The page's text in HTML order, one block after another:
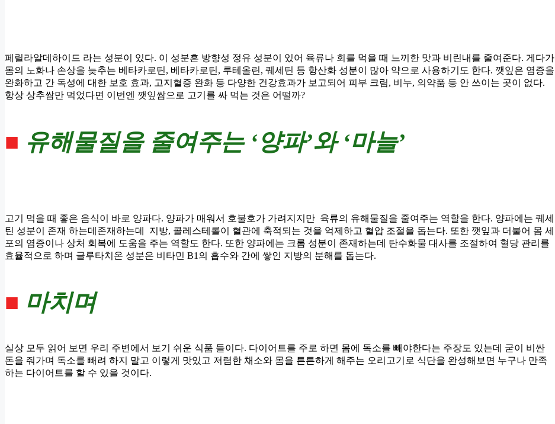
페릴라알데하이드 라는 성분이 있다. 이 성분흔 방향성 정유 성분이 있어 육류나 회를 먹을 때 느끼한 맛과 비린내를 줄여준다. 게다가
몸의 노화나 손상을 늦추는 베타카로틴, 베타카로틴, 루테올린, 퀘세틴 등 항산화 성분이 많아 약으로 사용하기도 한다. 깻잎은 염증을
완화하고 간 독성에 대한 보호 효과, 고지혈증 완화 등 다양한 건강효과가 보고되어 피부 크림, 비누, 의약품 등 안 쓰이는 곳이 없다.
항상 상추쌈만 먹었다면 이번엔 깻잎쌈으로 고기를 싸 먹는 것은 어떨까?
■ 유해물질을 줄여주는 ‘양파’와 ‘마늘’
고기 먹을 때 좋은 음식이 바로 양파다. 양파가 매워서 호불호가 가려지지만 육류의 유해물질을 줄여주는 역할을 한다. 양파에는 퀘세
틴 성분이 존재 하는데존재하는데 지방, 콜레스테롤이 혈관에 축적되는 것을 억제하고 혈압 조절을 돕는다. 또한 깻잎과 더불어 몸 세
포의 염증이나 상처 회복에 도움을 주는 역할도 한다. 또한 양파에는 크롬 성분이 존재하는데 탄수화물 대사를 조절하여 혈당 관리를
효율적으로 하며 글루타치온 성분은 비타민 B1의 흡수와 간에 쌓인 지방의 분해를 돕는다.
■ 마치며
실상 모두 읽어 보면 우리 주변에서 보기 쉬운 식품 들이다. 다이어트를 주로 하면 몸에 독소를 빼야한다는 주장도 있는데 굳이 비싼
돈을 줘가며 독소를 빼려 하지 말고 이렇게 맛있고 저렴한 채소와 몸을 튼튼하게 해주는 오리고기로 식단을 완성해보면 누구나 만족
하는 다이어트를 할 수 있을 것이다.